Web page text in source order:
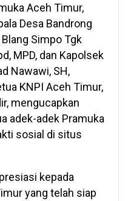
Aceh Timur,
Desa Bandrong
Simpo Tgk
MPD, dan Kapolsek
Nawawi, SH,
KNPI Aceh Timur,
mengucapkan
adek-adek Pramuka
sosial di situs
kepada
yang telah siap